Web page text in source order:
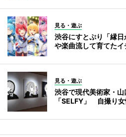
見る・遊ぶ
渋谷にすとぷり「縁
や楽曲流して育てたイ
見る・遊ぶ
渋谷で現代美術家・
「SELFY」 自撮り女